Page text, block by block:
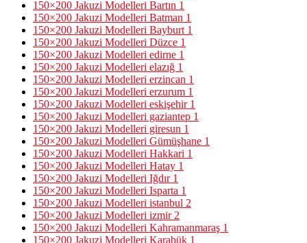
150×200 Jakuzi Modelleri Bartın 1
150×200 Jakuzi Modelleri Batman 1
150×200 Jakuzi Modelleri Bayburt 1
150×200 Jakuzi Modelleri Düzce 1
150×200 Jakuzi Modelleri edirne 1
150×200 Jakuzi Modelleri elazığ 1
150×200 Jakuzi Modelleri erzincan 1
150×200 Jakuzi Modelleri erzurum 1
150×200 Jakuzi Modelleri eskişehir 1
150×200 Jakuzi Modelleri gaziantep 1
150×200 Jakuzi Modelleri giresun 1
150×200 Jakuzi Modelleri Gümüşhane 1
150×200 Jakuzi Modelleri Hakkari 1
150×200 Jakuzi Modelleri Hatay 1
150×200 Jakuzi Modelleri Iğdır 1
150×200 Jakuzi Modelleri Isparta 1
150×200 Jakuzi Modelleri istanbul 2
150×200 Jakuzi Modelleri izmir 2
150×200 Jakuzi Modelleri Kahramanmaraş 1
150×200 Jakuzi Modelleri Karabük 1